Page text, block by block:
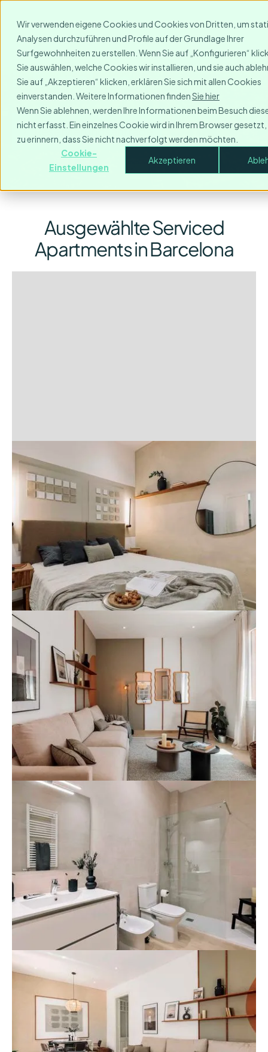
Wir verwenden eigene Cookies und Cookies von Dritten, um
Analysen durchzuführen und Profile auf der Grundlage Ihrer
Surfgewohnheiten zu erstellen. Wenn Sie auf „Konfigurieren“
Sie auswählen, welche Cookies wir installieren, und sie auch
Sie auf „Akzeptieren“ klicken, erklären Sie sich mit allen Cookies
einverstanden. Weitere Informationen findenSie hier
Wenn Sie ablehnen, werden Ihre Informationen beim Besuch
nicht erfasst. Ein einzelnes Cookie wird in Ihrem Browser
zu erinnern, dass Sie nicht nachverfolgt werden möchten.
Cookie-
Einstellungen
Akzeptieren
Möbliert Wohnen auf Zeit
in Barcelona
Reservierungsanfrage
Ausgewählte Serviced
Apartments in Barcelona